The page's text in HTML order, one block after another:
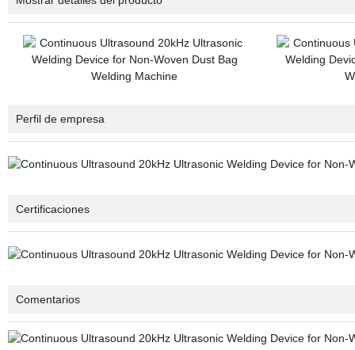
Perfil de empresa
Certificaciones
Comentarios